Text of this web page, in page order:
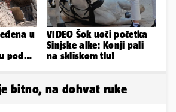
u
pod
VIDEO Šok uoči početka
Sinjske alke: Konji pali
na skliskom tlu!
bitno, na dohvat ruke